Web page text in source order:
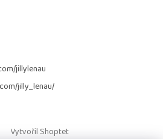
jillylenau
jilly_lenau/
Vytvořil Shoptet